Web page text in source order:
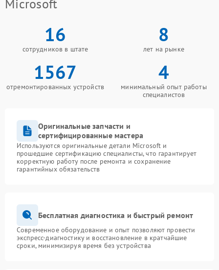
Microsoft
16
сотрудников в штате
8
лет на рынке
1567
отремонтированных устройств
4
минимальный опыт работы
специалистов
Оригинальные запчасти и
сертифицированные мастера
Используются оригинальные детали Microsoft и
прошедшие сертификацию специалисты, что гарантирует
корректную работу после ремонта и сохранение
гарантийных обязательств
Бесплатная диагностика и быстрый ремонт
Современное оборудование и опыт позволяют провести
экспресс-диагностику и восстановление в кратчайшие
сроки, минимизируя время без устройства